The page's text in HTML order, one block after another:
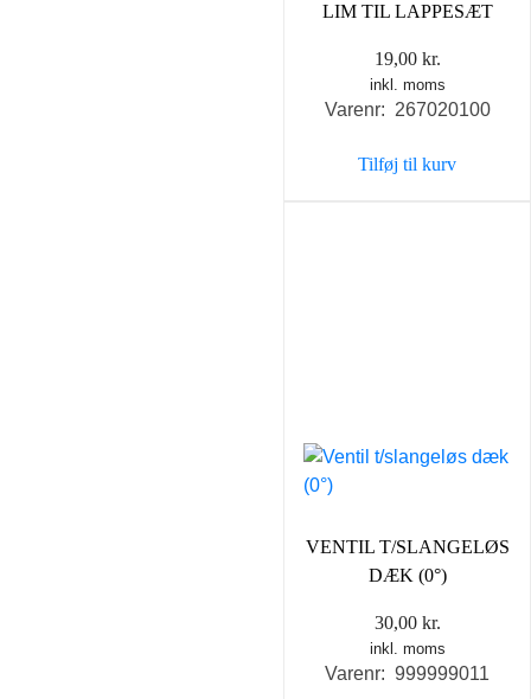
LIM TIL LAPPESÆT
19,00 kr.
inkl. moms
Varenr: 267020100
Tilføj til kurv
VENTIL T/SLANGELØS
DÆK (0°)
30,00 kr.
inkl. moms
Varenr: 999999011